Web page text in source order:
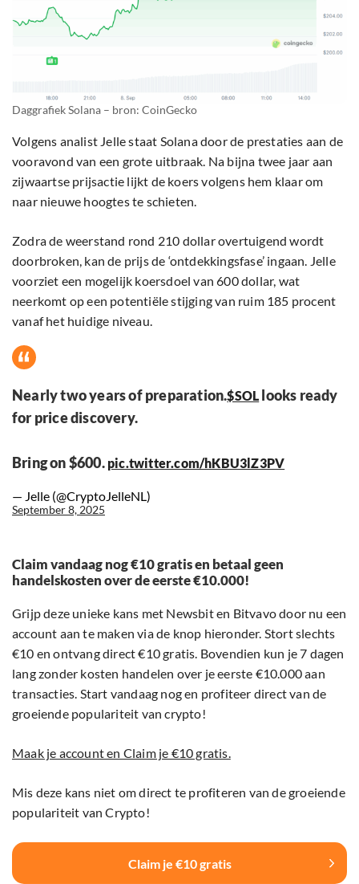
Daggrafiek Solana – bron: CoinGecko
Volgens analist Jelle staat Solana door de prestaties aan de
vooravond van een grote uitbraak. Na bijna twee jaar aan
zijwaartse prijsactie lijkt de koers volgens hem klaar om
naar nieuwe hoogtes te schieten.
Zodra de weerstand rond 210 dollar overtuigend wordt
doorbroken, kan de prijs de ‘ontdekkingsfase’ ingaan. Jelle
voorziet een mogelijk koersdoel van 600 dollar, wat
neerkomt op een potentiële stijging van ruim 185 procent
vanaf het huidige niveau.
Nearly two years of preparation.$SOL looks ready
for price discovery.
Bring on $600. pic.twitter.com/hKBU3lZ3PV
— Jelle (@CryptoJelleNL)
September 8, 2025
Claim vandaag nog €10 gratis en betaal geen
handelskosten over de eerste €10.000!
Grijp deze unieke kans met Newsbit en Bitvavo door nu een
account aan te maken via de knop hieronder. Stort slechts
€10 en ontvang direct €10 gratis. Bovendien kun je 7 dagen
lang zonder kosten handelen over je eerste €10.000 aan
transacties. Start vandaag nog en profiteer direct van de
groeiende populariteit van crypto!
Maak je account en Claim je €10 gratis.
Mis deze kans niet om direct te profiteren van de groeiende
populariteit van Crypto!
Claim je €10 gratis